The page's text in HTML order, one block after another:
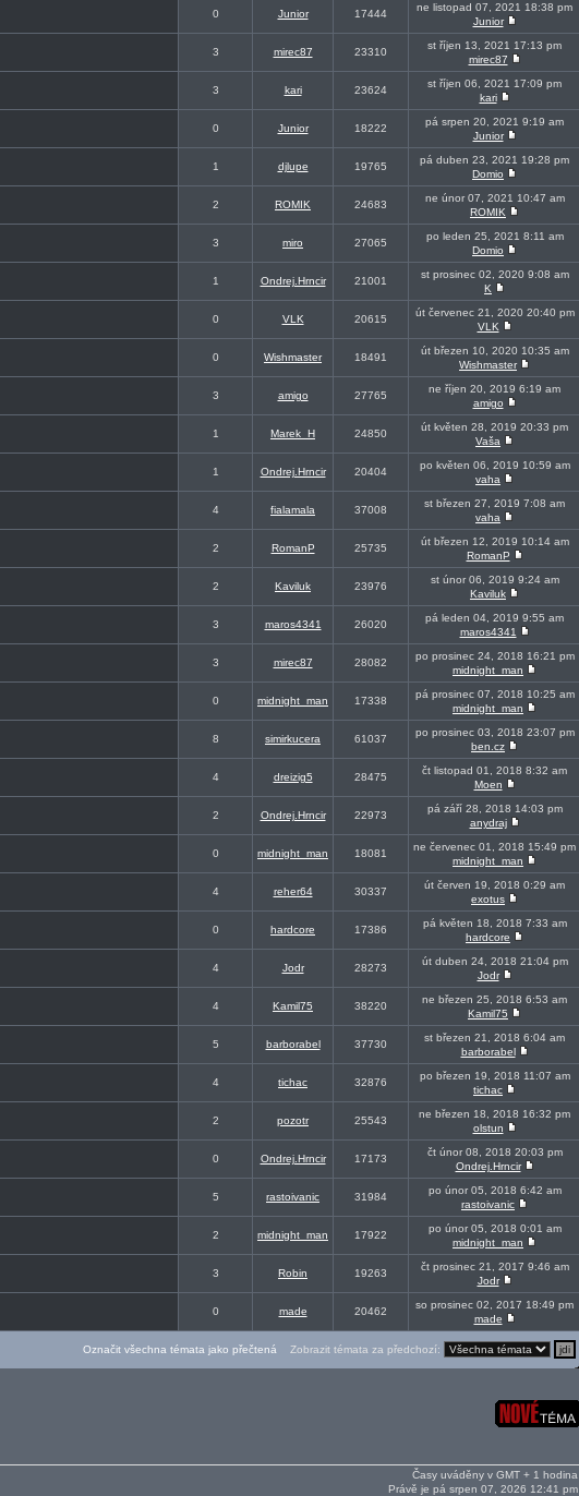
0 Junior 17444
ne listopad 07, 2021 18:38 pm
Junior
3 mirec87 23310
st říjen 13, 2021 17:13 pm
mirec87
3 kari 23624
st říjen 06, 2021 17:09 pm
kari
0 Junior 18222
pá srpen 20, 2021 9:19 am
Junior
1 djlupe 19765
pá duben 23, 2021 19:28 pm
Domio
2 ROMIK 24683
ne únor 07, 2021 10:47 am
ROMIK
3 miro 27065
po leden 25, 2021 8:11 am
Domio
1 Ondrej.Hrncir 21001
st prosinec 02, 2020 9:08 am
K
0 VLK 20615
út červenec 21, 2020 20:40 pm
VLK
0 Wishmaster 18491
út březen 10, 2020 10:35 am
Wishmaster
3 amigo 27765
ne říjen 20, 2019 6:19 am
amigo
1 Marek_H 24850
út květen 28, 2019 20:33 pm
Vaša
1 Ondrej.Hrncir 20404
po květen 06, 2019 10:59 am
vaha
4 fialamala 37008
st březen 27, 2019 7:08 am
vaha
2 RomanP 25735
út březen 12, 2019 10:14 am
RomanP
2 Kaviluk 23976
st únor 06, 2019 9:24 am
Kaviluk
3 maros4341 26020
pá leden 04, 2019 9:55 am
maros4341
3 mirec87 28082
po prosinec 24, 2018 16:21 pm
midnight_man
0 midnight_man 17338
pá prosinec 07, 2018 10:25 am
midnight_man
8 simirkucera 61037
po prosinec 03, 2018 23:07 pm
ben.cz
4 dreizig5 28475
čt listopad 01, 2018 8:32 am
Moen
2 Ondrej.Hrncir 22973
pá září 28, 2018 14:03 pm
anydraj
0 midnight_man 18081
ne červenec 01, 2018 15:49 pm
midnight_man
4 reher64 30337
út červen 19, 2018 0:29 am
exotus
0 hardcore 17386
pá květen 18, 2018 7:33 am
hardcore
4 Jodr 28273
út duben 24, 2018 21:04 pm
Jodr
4 Kamil75 38220
ne březen 25, 2018 6:53 am
Kamil75
5 barborabel 37730
st březen 21, 2018 6:04 am
barborabel
4 tichac 32876
po březen 19, 2018 11:07 am
tichac
2 pozotr 25543
ne březen 18, 2018 16:32 pm
olstun
0 Ondrej.Hrncir 17173
čt únor 08, 2018 20:03 pm
Ondrej.Hrncir
5 rastoivanic 31984
po únor 05, 2018 6:42 am
rastoivanic
2 midnight_man 17922
po únor 05, 2018 0:01 am
midnight_man
3 Robin 19263
čt prosinec 21, 2017 9:46 am
Jodr
0 made 20462
so prosinec 02, 2017 18:49 pm
made
Označit všechna témata jako přečtená Zobrazit témata za předchozí:
Časy uváděny v GMT + 1 hodina
Právě je pá srpen 07, 2026 12:41 pm